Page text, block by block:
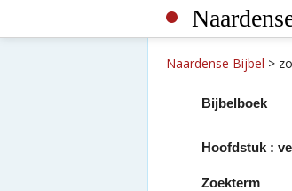
Naardense Bijbel >
Bijbelboek
Hoofdstuk :
Zoekterm